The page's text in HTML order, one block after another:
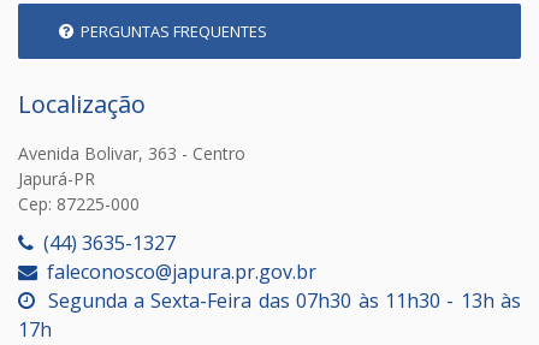
PERGUNTAS FREQUENTES
Localização
Avenida Bolivar, 363 - Centro
Japurá-PR
Cep: 87225-000
(44) 3635-1327
faleconosco@japura.pr.gov.br
Segunda a Sexta-Feira das 07h30 às 11h30 - 13h às
17h